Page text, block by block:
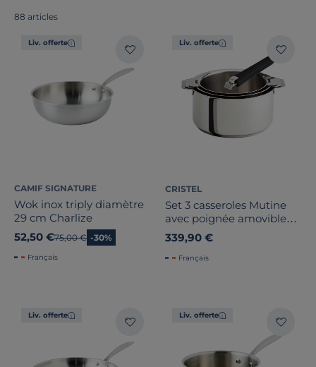
88 articles
Liv. offerte
CAMIF SIGNATURE
Wok inox triply diamètre
29 cm Charlize
52,50 €Ancien prix
75,00 € -30%
Français
Liv. offerte
CRISTEL
Set 3 casseroles Mutine
avec poignée amovible
noire
339,90 €
Français
Liv. offerte Liv. offerte
Marque